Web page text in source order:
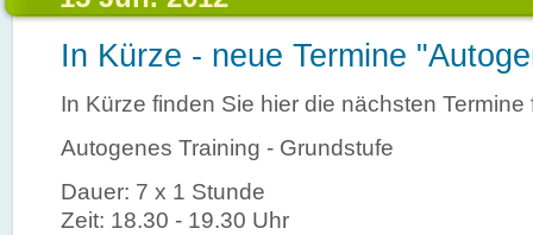
In Kürze - neue Termine
In Kürze finden Sie hier die nächsten Termine
Autogenes Training - Grundstufe
Dauer: 7 x 1 Stunde
Zeit: 18.30 - 19.30 Uhr